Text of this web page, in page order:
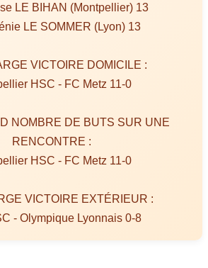
LE BIHAN (Montpellier) 13
LE SOMMER (Lyon) 13
VICTOIRE DOMICILE :
HSC - FC Metz 11-0
NOMBRE DE BUTS SUR UNE
RENCONTRE :
HSC - FC Metz 11-0
VICTOIRE EXTÉRIEUR :
- Olympique Lyonnais 0-8